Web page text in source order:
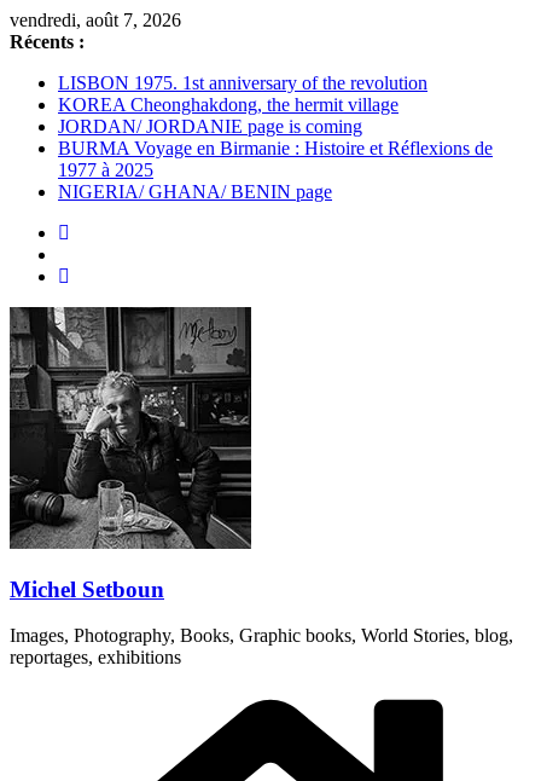
Passer
au
vendredi, août 7, 2026
Récents :
LISBON 1975. 1st anniversary of the revolution
KOREA Cheonghakdong, the hermit village
JORDAN/ JORDANIE page is coming
BURMA Voyage en Birmanie : Histoire et Réflexions de
1977 à 2025
NIGERIA/ GHANA/ BENIN page
Michel Setboun
Images, Photography, Books, Graphic books, World Stories, blog,
reportages, exhibitions